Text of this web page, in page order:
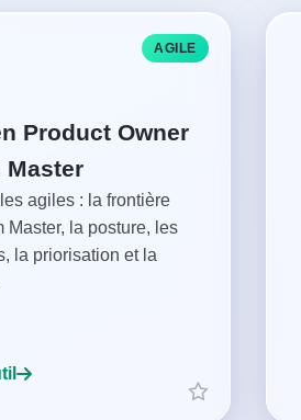
AGILE
Product Owner
Master
agiles : la frontière
Master, la posture, les
la priorisation et la